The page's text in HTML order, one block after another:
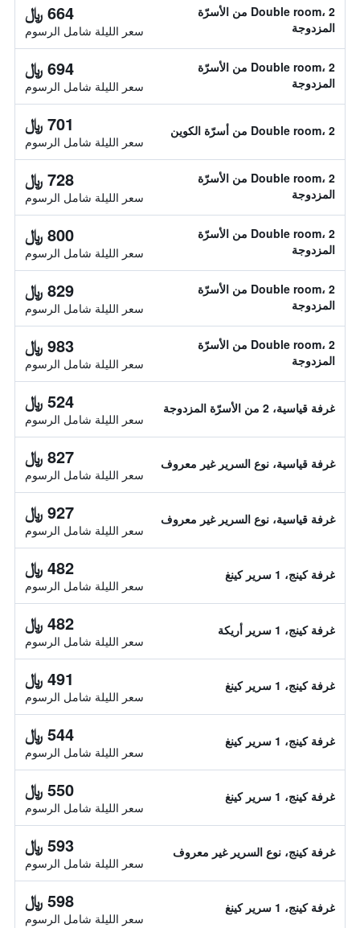
Double room، 2 من الأسرّة
المزدوجة
664 ﷼
سعر الليلة شامل الرسوم
Double room، 2 من الأسرّة
المزدوجة
694 ﷼
سعر الليلة شامل الرسوم
Double room، 2 من أسرّة الكوين 701 ﷼
سعر الليلة شامل الرسوم
Double room، 2 من الأسرّة
المزدوجة
728 ﷼
سعر الليلة شامل الرسوم
Double room، 2 من الأسرّة
المزدوجة
800 ﷼
سعر الليلة شامل الرسوم
Double room، 2 من الأسرّة
المزدوجة
829 ﷼
سعر الليلة شامل الرسوم
Double room، 2 من الأسرّة
المزدوجة
983 ﷼
سعر الليلة شامل الرسوم
غرفة قياسية، 2 من الأسرّة المزدوجة 524 ﷼
سعر الليلة شامل الرسوم
غرفة قياسية، نوع السرير غير معروف 827 ﷼
سعر الليلة شامل الرسوم
غرفة قياسية، نوع السرير غير معروف 927 ﷼
سعر الليلة شامل الرسوم
غرفة كينج، 1 سرير كينغ 482 ﷼
سعر الليلة شامل الرسوم
غرفة كينج، 1 سرير أريكة 482 ﷼
سعر الليلة شامل الرسوم
غرفة كينج، 1 سرير كينغ 491 ﷼
سعر الليلة شامل الرسوم
غرفة كينج، 1 سرير كينغ 544 ﷼
سعر الليلة شامل الرسوم
غرفة كينج، 1 سرير كينغ 550 ﷼
سعر الليلة شامل الرسوم
غرفة كينج، نوع السرير غير معروف 593 ﷼
سعر الليلة شامل الرسوم
غرفة كينج، 1 سرير كينغ 598 ﷼
سعر الليلة شامل الرسوم